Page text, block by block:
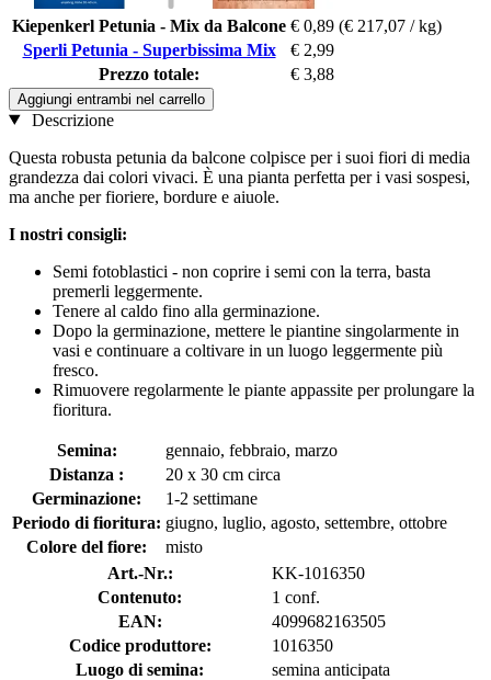
Kiepenkerl Petunia - Mix da Balcone € 0,89 (€ 217,07 / kg)
Sperli Petunia - Superbissima Mix
€ 2,99
Prezzo totale:
€ 3,88
Aggiungi entrambi nel carrello
Descrizione
Questa robusta petunia da balcone colpisce per i suoi fiori di media
grandezza dai colori vivaci. È una pianta perfetta per i vasi sospesi,
ma anche per fioriere, bordure e aiuole.
I nostri consigli:
Semi fotoblastici - non coprire i semi con la terra, basta
premerli leggermente.
Tenere al caldo fino alla germinazione.
Dopo la germinazione, mettere le piantine singolarmente in
vasi e continuare a coltivare in un luogo leggermente più
fresco.
Rimuovere regolarmente le piante appassite per prolungare la
fioritura.
Semina:
gennaio, febbraio, marzo
Distanza :
20 x 30 cm circa
Germinazione:
1-2 settimane
Periodo di fioritura: giugno, luglio, agosto, settembre, ottobre
Colore del fiore:
misto
Art.-Nr.:
KK-1016350
Contenuto:
1 conf.
EAN:
4099682163505
Codice produttore:
1016350
Luogo di semina:
semina anticipata